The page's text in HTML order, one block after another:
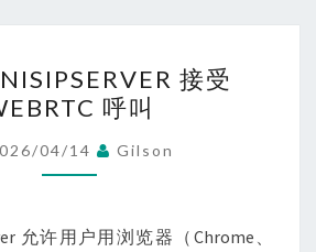
拟
MINISIPSERVER
接
受
呼
接受
呼叫
04/14 Gilson
允许用户用浏览器（Chrome、